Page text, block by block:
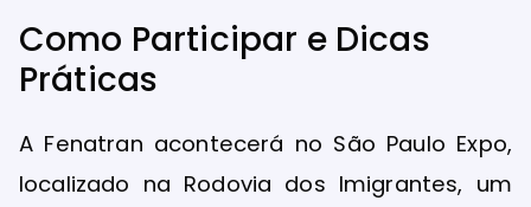
Como Participar e Dicas
Práticas
A Fenatran acontecerá no São Paulo Expo,
localizado na Rodovia dos Imigrantes, um